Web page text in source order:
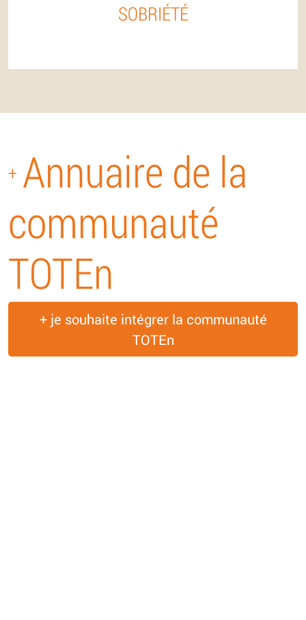
SOBRIÉTÉ
+ Annuaire de la
communauté
TOTEn
+ je souhaite intégrer la communauté
TOTEn